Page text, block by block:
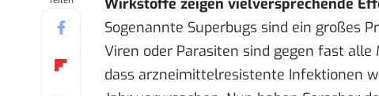
Wirkstoffe zeigen vielversprechende
Sogenannte Superbugs sind ein großes
Viren oder Parasiten sind gegen fast
dass arzneimittelresistente Infektionen